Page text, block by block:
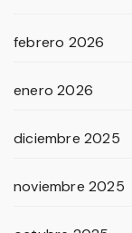
febrero 2026
enero 2026
diciembre 2025
noviembre 2025